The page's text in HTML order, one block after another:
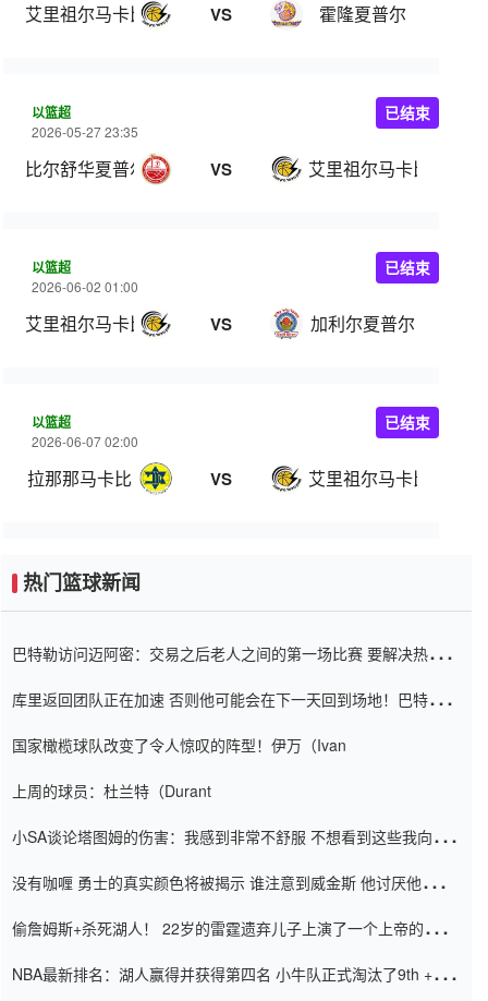
艾里祖尔马卡比 VS 霍隆夏普尔
以篮超
2026-05-27 23:35
比尔舒华夏普尔 VS 艾里祖尔马卡比
已结束
以篮超
2026-06-02 01:00
艾里祖尔马卡比 VS 加利尔夏普尔
已结束
以篮超
2026-06-07 02:00
拉那那马卡比 VS 艾里祖尔马卡比
已结束
热门篮球新闻
巴特勒访问迈阿密：交易之后老人之间的第一场比赛 要解决热情的
库里返回团队正在加速 否则他可能会在下一天回到场地！巴特勒迈
国家橄榄球队改变了令人惊叹的阵型！伊万（Ivan
上周的球员：杜兰特（Durant
小SA谈论塔图姆的伤害：我感到非常不舒服 不想看到这些我向他
没有咖喱 勇士的真实颜色将被揭示 谁注意到威金斯 他讨厌他的老
偷詹姆斯+杀死湖人！ 22岁的雷霆遗弃儿子上演了一个上帝的剧
NBA最新排名：湖人赢得并获得第四名 小牛队正式淘汰了9th + 76